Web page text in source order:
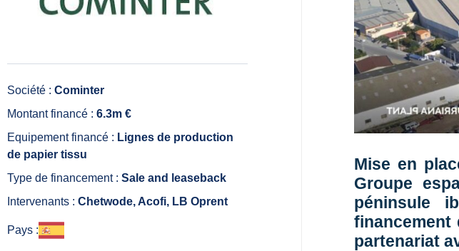
Société : Cominter
Montant financé : 6.3m €
Equipement financé : Lignes de production
de papier tissu
Type de financement : Sale and leaseback
Intervenants : Chetwode, Acofi, LB Oprent
Pays :
Mise en
Groupe
péninsule
financement
partenariat